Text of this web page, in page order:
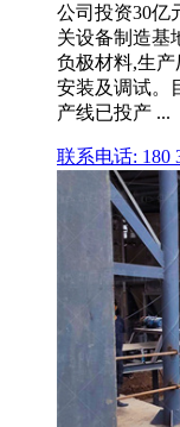
公司投资30亿
关设备制造基
负极材料,生产
安装及调试。
产线已投产 ...
联系电话: 180